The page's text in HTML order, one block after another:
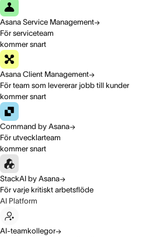
Asana Service Management
För serviceteam
kommer snart
Asana Client Management
För team som levererar jobb till kunder
kommer snart
Command by Asana
För utvecklarteam
kommer snart
StackAI by Asana
För varje kritiskt arbetsflöde
AI Platform
AI-teamkollegor